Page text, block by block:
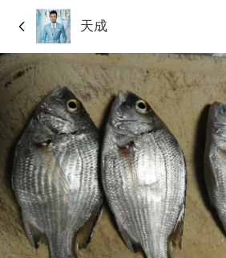
天成